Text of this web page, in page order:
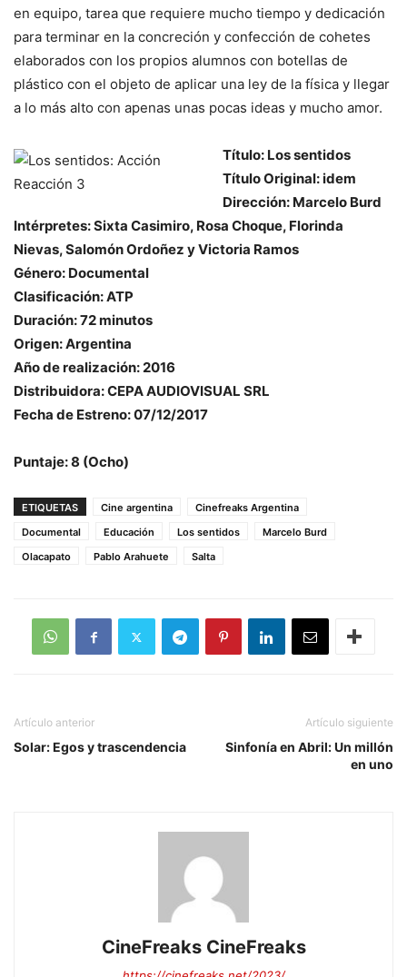
en equipo, tarea que requiere mucho tiempo y dedicación
para terminar en la concreción y confección de cohetes
elaborados con los propios alumnos con botellas de
plástico con el objeto de aplicar una ley de la física y llegar
a lo más alto con apenas unas pocas ideas y mucho amor.
Título: Los sentidos
Título Original: idem
Dirección: Marcelo Burd
Intérpretes: Sixta Casimiro, Rosa Choque, Florinda
Nievas, Salomón Ordoñez y Victoria Ramos
Género: Documental
Clasificación: ATP
Duración: 72 minutos
Origen: Argentina
Año de realización: 2016
Distribuidora: CEPA AUDIOVISUAL SRL
Fecha de Estreno: 07/12/2017
Puntaje: 8 (Ocho)
ETIQUETAS Cine argentina
Cinefreaks Argentina
Documental
Educación Los sentidos
Marcelo Burd
Olacapato
Pablo Arahuete Salta
Artículo anterior
Solar: Egos y trascendencia
Artículo siguiente
Sinfonía en Abril: Un millón
en uno
CineFreaks CineFreaks